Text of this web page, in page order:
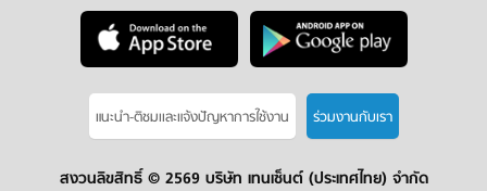
แนะนำ-ติชมเเละแจ้งปัญหาการใช้งาน ร่วมงานกับเรา
สงวนลิขสิทธิ์ © 2569 บริษัท เทนเซ็นต์ (ประเทศไทย) จำกัด